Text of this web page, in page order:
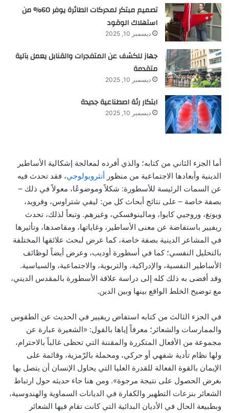
تصميم مبتكر لمحركات الطائرة يوفر 60% من
استهلاك الوقود
ديسمبر 10, 2025
جهاز للكشف عن المتفجرات والقنابل يعمل بآلية
متقدمة
ديسمبر 10, 2025
ابتكار رئة اصطناعية جديدة
ديسمبر 10, 2025
أما الجزء الثاني من كتابه؛ والذي أفرده لمعالجة إشكالية الأساطير
الدينية وأبعادها الاجتماعية من منظور أنثروبولوجي، فقد تحدث فيه
عن السمات الرئيسة للأسطورة: شكلاً وموضوعًا، معولاً في ذلك –
بصفة خاصة – على نتائج أبحاث كل من: ليفي شتراوس، وفرويد،
ويونغ، وروجيي كايوا، ومالينوفسكي، وغيرهم. وتبعاً لذلك، تحدث
ريفيير باستفاضة عن معنى الأساطير، وغاياتها، ومقاصدها، وتأثيرها
في المشاعر الدينية بصفة خاصة، كما عرض لبحث علائقها المختلفة
بالتحليل النفسي؛ كما في أسطورة أوديب، وعرض أيضاً لوظائف
الأساطير النفسية، والإدراكية، والتربوية، والاجتماعية، والسياسية.
وقد أفضى به ذلك كله إلى دراسة علاقة الأسطورة بالمقدس الديني،
مع توضيح الخلط الواقع بينها وبين الدين.
في الجزء الثالث من كتابه استفاض ريفيير في الحديث عن الطقوس
والممارسات والشعائر؛ معرفاً إياها بالقول: «الشعيرة عبارة عن
مجموعة من الأفعال المتكررة والمقننة التي تحظى غالباً بالاحترام،
ولها نظام تأدية شفهي أو حركي، ومحملة بالرّمزية، وقائمة على
الإيمان بالقوة الفعالة للقدرة العليا التي يحاول الإنسان أن يتصل بها
بغرض الحصول على نتيجة مرجوة». ومن هنا جاء حديثه حول ارتباط
الشعائر بنزعات التطهير والكفارة في الديانات السماوية والهندوسية،
وبطبيعة الحال في الأديان البدائية التي كانت تقام فيها الشعائر